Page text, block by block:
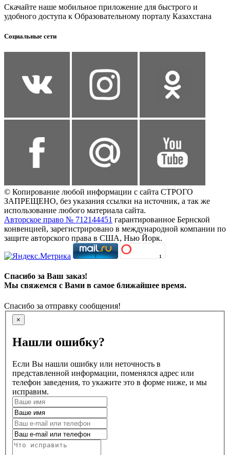
Скачайте наше мобильное приложение для быстрого и
удобного доступа к Образовательному порталу Казахстана
Социальные сети
© Копирование любой информации с сайта СТРОГО
ЗАПРЕЩЕНО, без указания ссылки на источник, а так же
использование любого материала сайта.
Авторское право № 712144451 гарантированное Бернской
конвенцией, зарегистрировано в международной компании по
защите авторского права в США, Нью Йорк.
Спасибо за Ваш заказ!
Мы свяжемся с Вами в самое ближайшее время.
Спасибо за отправку сообщения!
×
Нашли ошибку?
Если Вы нашли ошибку или неточность в
представленной информации, поменялся адрес или
телефон заведения, то укажите это в форме ниже, и мы
исправим.